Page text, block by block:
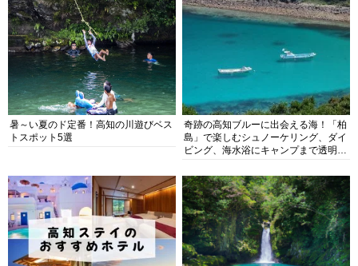
暑～い夏のド定番！高知の川遊びベス
トスポット5選
奇跡の高知ブルーに出会える海！「柏
島」で楽しむシュノーケリング、ダイ
ビング、海水浴にキャンプまで透明度